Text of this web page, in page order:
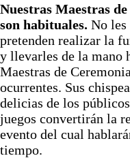
Nuestras Maestras
son habituales. No les
pretenden realizar la
y llevarles de la mano
Maestras de
ocurrentes. Sus
delicias de los
juegos convertirán la
evento del cual
tiempo.